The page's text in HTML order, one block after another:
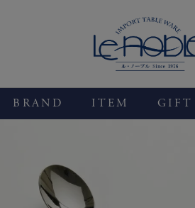
BRAND ITEM GIFT